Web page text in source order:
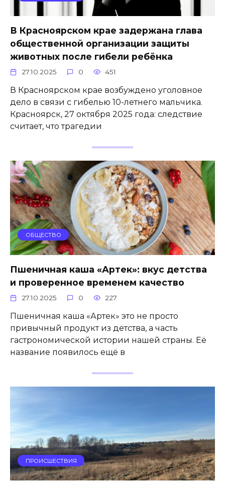
В Красноярском крае задержана глава
общественной организации защиты
животных после гибели ребёнка
27.10.2025 0 451
В Красноярском крае возбуждено уголовное
дело в связи с гибелью 10-летнего мальчика.
Красноярск, 27 октября 2025 года: следствие
считает, что трагедии
ОБЩЕСТВО
Пшеничная каша «Артек»: вкус детства
и проверенное временем качество
27.10.2025 0 227
Пшеничная каша «Артек» это не просто
привычный продукт из детства, а часть
гастрономической истории нашей страны. Её
название появилось ещё в
ПРОИСШЕСТВИЯ